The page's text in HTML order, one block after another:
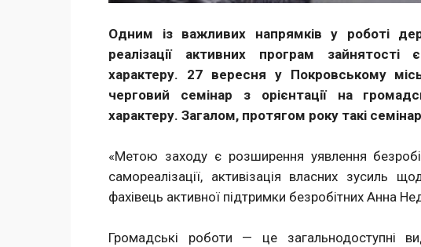
Одним із важливих напрямків у роботі
реалізації активних програм зайнятості
характеру. 27 вересня у Покровському
черговий семінар з орієнтації на
характеру. Загалом, протягом року такі
«Метою заходу є розширення уявлення
самореалізації, активізація власних зусиль
фахівець активної підтримки безробітних Анна
Громадські роботи — це загальнодоступні